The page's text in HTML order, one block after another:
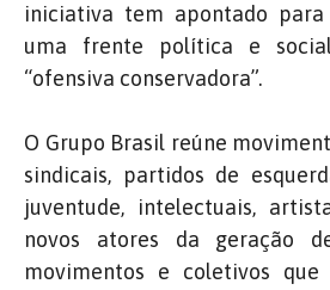
iniciativa tem apontado para
uma frente política e
“ofensiva conservadora”.
O Grupo Brasil reúne
sindicais, partidos de
juventude, intelectuais,
novos atores da geração
movimentos e coletivos